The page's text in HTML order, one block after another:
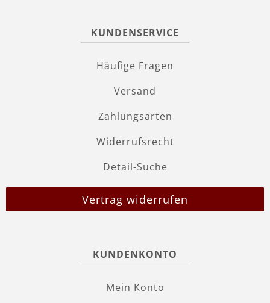
KUNDENSERVICE
Häufige Fragen
Versand
Zahlungsarten
Widerrufsrecht
Detail-Suche
Vertrag widerrufen
KUNDENKONTO
Mein Konto